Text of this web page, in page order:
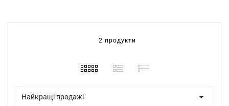
2 продукти
Найкращі продажі 